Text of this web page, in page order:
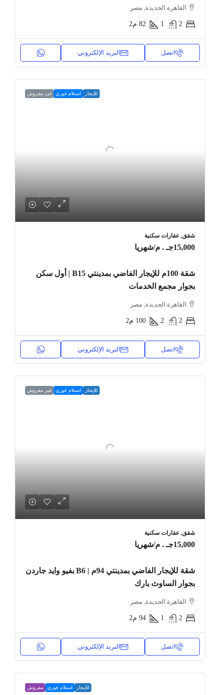
القاهرة الجديدة, مصر
2
1
82 م2
اتصل البريد الإلكتروني
للإيجار استلام فوري غير مفروش
شقق, عقارات سكنية
15,000جـ . م /شهريا
شقة 100م للإيجار الفاضي بمدينتي B15 | أول سكن
بجوار مجمع الخدمات
القاهرة الجديدة, مصر
2
2
100 م2
اتصل البريد الإلكتروني
للإيجار استلام فوري غير مفروش
شقق, عقارات سكنية
15,000جـ . م /شهريا
شقة للإيجار الفاضي بمدينتي 94م | B6 بفيو وايد جاردن
بجوار الساوث بارك
القاهرة الجديدة, مصر
2
1
94 م2
اتصل البريد الإلكتروني
للإيجار استلام فوري مفروش